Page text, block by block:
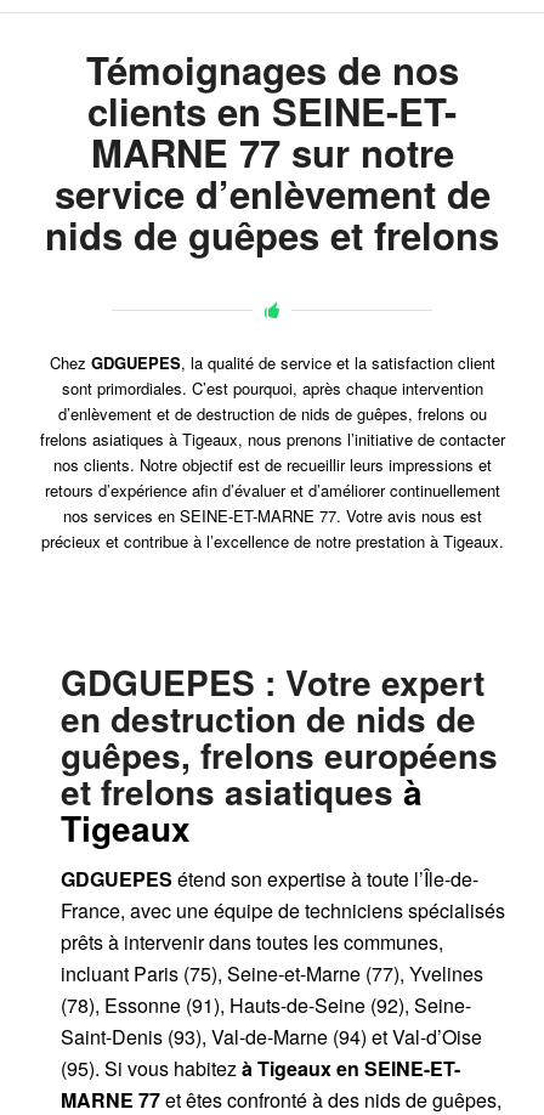
Témoignages de nos
clients en SEINE-ET-
MARNE 77 sur notre
service d’enlèvement de
nids de guêpes et frelons
Chez GDGUEPES, la qualité de service et la satisfaction client
sont primordiales. C’est pourquoi, après chaque intervention
d’enlèvement et de destruction de nids de guêpes, frelons ou
frelons asiatiques à Tigeaux, nous prenons l’initiative de contacter
nos clients. Notre objectif est de recueillir leurs impressions et
retours d’expérience afin d’évaluer et d’améliorer continuellement
nos services en SEINE-ET-MARNE 77. Votre avis nous est
précieux et contribue à l’excellence de notre prestation à Tigeaux.
GDGUEPES : Votre expert
en destruction de nids de
guêpes, frelons européens
et frelons asiatiquesà
Tigeaux
GDGUEPES étend son expertise à toute l’Île-de-
France, avec une équipe de techniciens spécialisés
prêts à intervenir dans toutes les communes,
incluant Paris (75), Seine-et-Marne (77), Yvelines
(78), Essonne (91), Hauts-de-Seine (92), Seine-
Saint-Denis (93), Val-de-Marne (94) et Val-d’Oise
(95). Si vous habitez à Tigeauxen SEINE-ET-
MARNE 77et êtes confronté à des nids de guêpes,